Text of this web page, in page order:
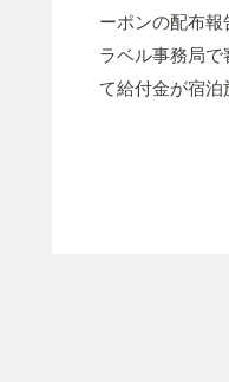
ーポンの配布報
ラベル事務局で
て給付金が宿泊